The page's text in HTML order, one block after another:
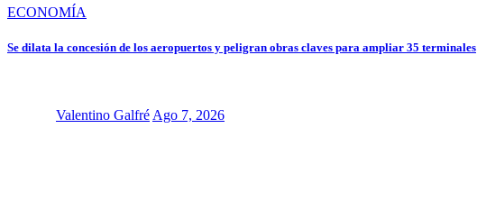
ECONOMÍA
Se dilata la concesión de los aeropuertos y peligran obras claves para ampliar 35 terminales
Valentino GalfréAgo 7, 2026